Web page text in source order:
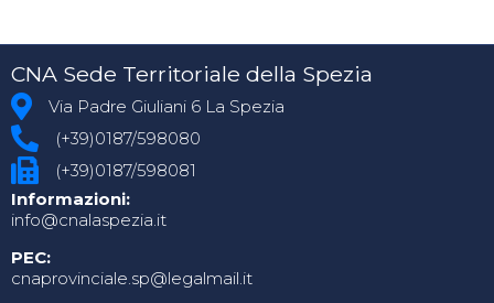
CNA Sede Territoriale della Spezia
Via Padre Giuliani 6 La Spezia
(+39)0187/598080
(+39)0187/598081
Informazioni:
info@cnalaspezia.it
PEC:
cnaprovinciale.sp@legalmail.it